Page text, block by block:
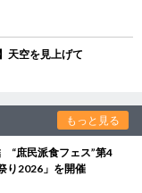
天空を見上げて
もっと見る
“庶民派食フェス”第4
り2026」を開催